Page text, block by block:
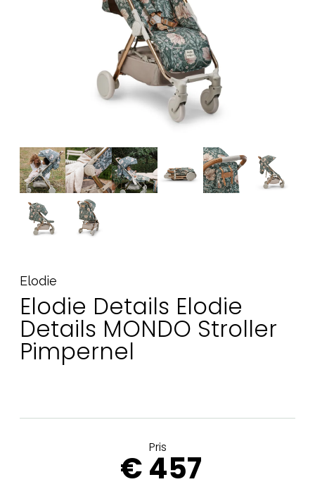
Elodie
Elodie Details Elodie
Details MONDO Stroller
Pimpernel
Pris
€ 457
Kampanjat
Lahjavinkkejä
Suosikit
Tavaramerkit
Aurinko ja uinti Outlet
Opas
Ota meihin yhteyttä osoitteessa